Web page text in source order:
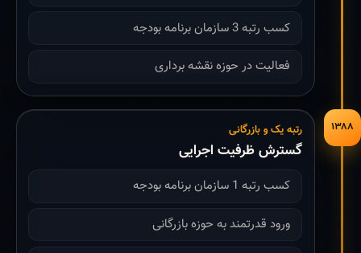
کسب رتبه 3 سازمان برنامه بودجه
فعالیت در حوزه نقشه برداری
۱۳۸۸ رتبه یک و بازرگانی
گسترش ظرفیت اجرایی
کسب رتبه 1 سازمان برنامه بودجه
ورود قدرتمند به حوزه بازرگانی